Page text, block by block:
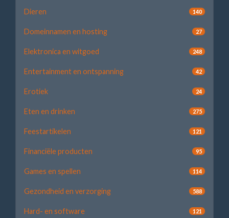
Dieren 140
Domeinnamen en hosting 27
Elektronica en witgoed 248
Entertainment en ontspanning 42
Erotiek 24
Eten en drinken 275
Feestartikelen 121
Financiële producten 95
Games en spellen 114
Gezondheid en verzorging 588
Hard- en software 121